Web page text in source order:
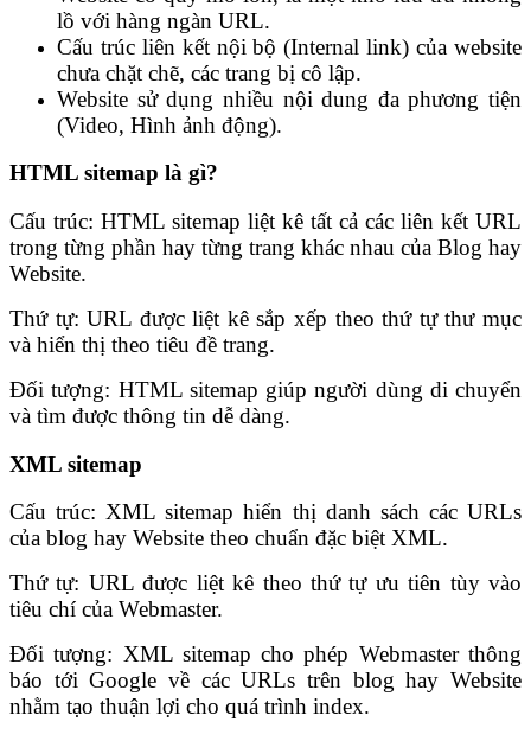
lồ với hàng ngàn URL.
Cấu trúc liên kết nội bộ (Internal link) của website
chưa chặt chẽ, các trang bị cô lập.
Website sử dụng nhiều nội dung đa phương tiện
(Video, Hình ảnh động).
HTML sitemap là gì?
Cấu trúc: HTML sitemap liệt kê tất cả các liên kết URL
trong từng phần hay từng trang khác nhau của Blog hay
Website.
Thứ tự: URL được liệt kê sắp xếp theo thứ tự thư mục
và hiển thị theo tiêu đề trang.
Đối tượng: HTML sitemap giúp người dùng di chuyển
và tìm được thông tin dễ dàng.
XML sitemap
Cấu trúc: XML sitemap hiển thị danh sách các URLs
của blog hay Website theo chuẩn đặc biệt XML.
Thứ tự: URL được liệt kê theo thứ tự ưu tiên tùy vào
tiêu chí của Webmaster.
Đối tượng: XML sitemap cho phép Webmaster thông
báo tới Google về các URLs trên blog hay Website
nhằm tạo thuận lợi cho quá trình index.